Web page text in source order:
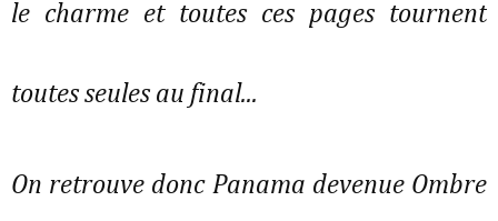
le charme et toutes ces pages tournent
toutes seules au final...
On retrouve donc Panama devenue Ombre